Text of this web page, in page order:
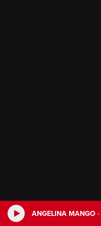
ANGELINA MANGO -